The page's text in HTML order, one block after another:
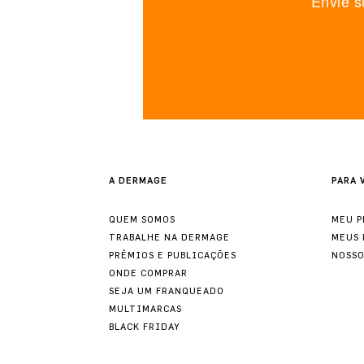
A DERMAGE
QUEM SOMOS
TRABALHE NA DERMAGE
PRÊMIOS E PUBLICAÇÕES
ONDE COMPRAR
SEJA UM FRANQUEADO
MULTIMARCAS
BLACK FRIDAY
PARA
MEU
MEUS